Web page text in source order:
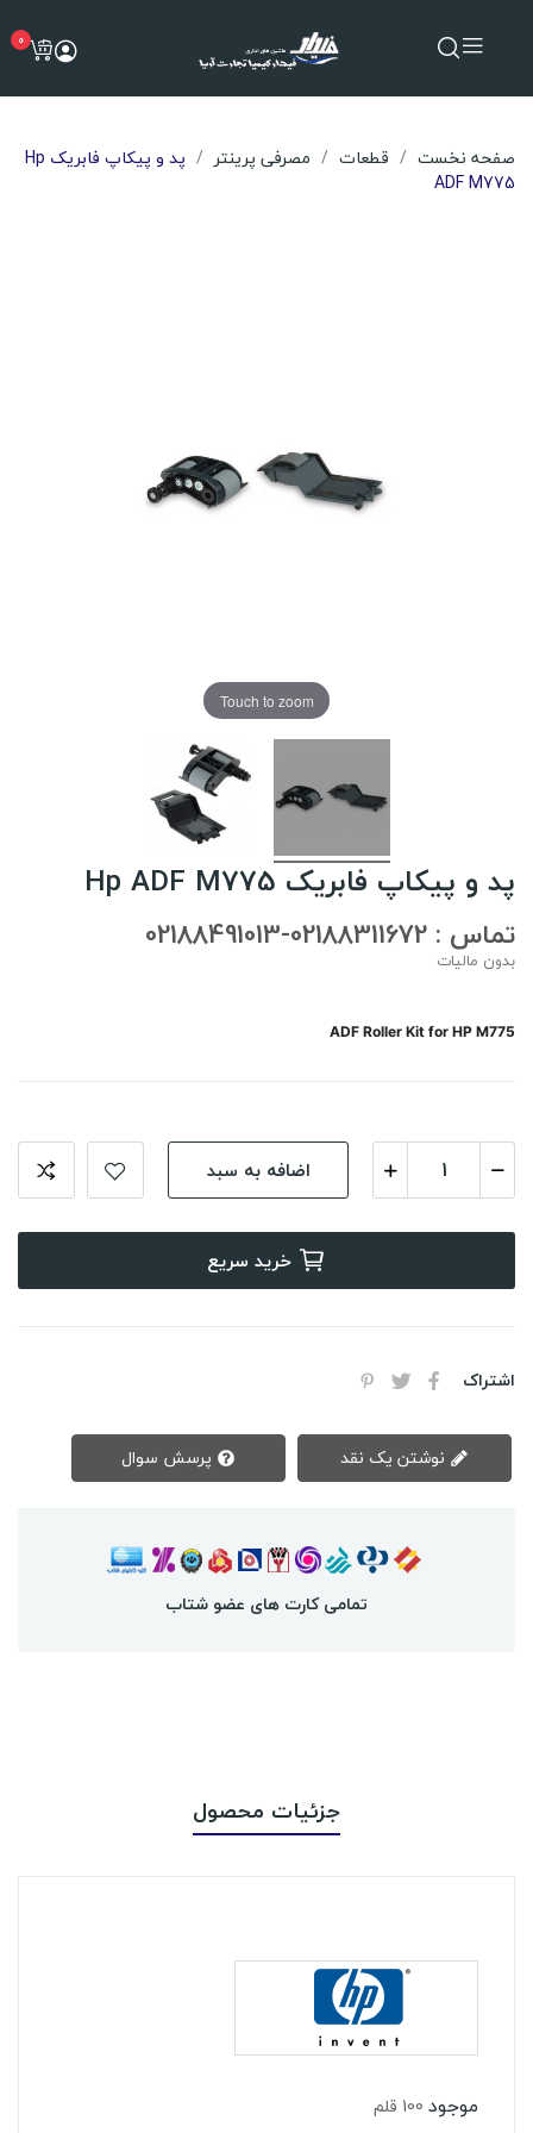
0
صفحه نخست قطعات مصرفی پرینتر
پد و پیکاپ فابریک Hp
ADF M775
Touch to zoom
پد و پیکاپ فابریک Hp ADF M775
تماس : 02188311672-02188491013
بدون مالیات
ADF Roller Kit for HP M775
اضافه به سبد
خرید سریع
اشتراک
تمامی کارت های عضو شتاب
جزئیات محصول
موجود 100 قلم